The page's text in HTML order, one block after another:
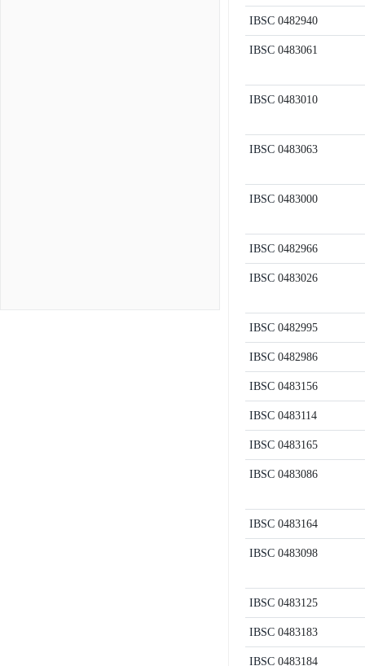
IBSC 0482940
IBSC 0483061
IBSC 0483010
IBSC 0483063
IBSC 0483000
IBSC 0482966
IBSC 0483026
IBSC 0482995
IBSC 0482986
IBSC 0483156
IBSC 0483114
IBSC 0483165
IBSC 0483086
IBSC 0483164
IBSC 0483098
IBSC 0483125
IBSC 0483183
IBSC 0483184